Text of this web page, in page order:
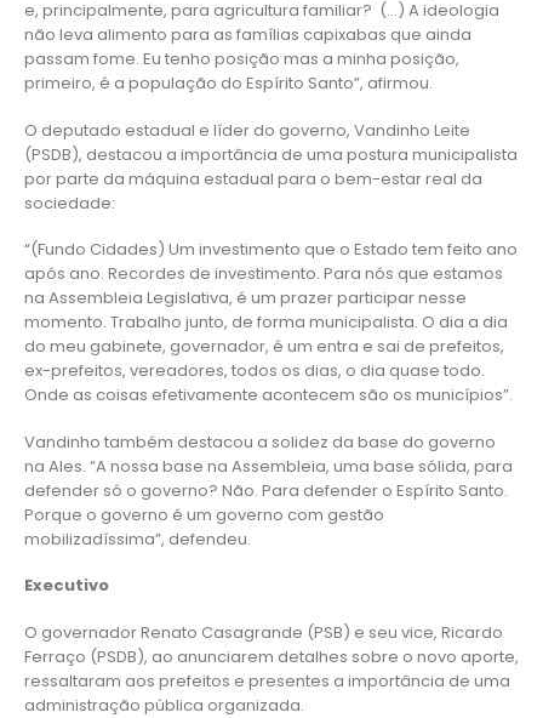
e, principalmente, para agricultura familiar? (…) A ideologia
não leva alimento para as famílias capixabas que ainda
passam fome. Eu tenho posição mas a minha posição,
primeiro, é a população do Espírito Santo”, afirmou.
O deputado estadual e líder do governo, Vandinho Leite
(PSDB), destacou a importância de uma postura municipalista
por parte da máquina estadual para o bem-estar real da
sociedade:
“(Fundo Cidades) Um investimento que o Estado tem feito ano
após ano. Recordes de investimento. Para nós que estamos
na Assembleia Legislativa, é um prazer participar nesse
momento. Trabalho junto, de forma municipalista. O dia a dia
do meu gabinete, governador, é um entra e sai de prefeitos,
ex-prefeitos, vereadores, todos os dias, o dia quase todo.
Onde as coisas efetivamente acontecem são os municípios”.
Vandinho também destacou a solidez da base do governo
na Ales. “A nossa base na Assembleia, uma base sólida, para
defender só o governo? Não. Para defender o Espírito Santo.
Porque o governo é um governo com gestão
mobilizadíssima”, defendeu.
Executivo
O governador Renato Casagrande (PSB) e seu vice, Ricardo
Ferraço (PSDB), ao anunciarem detalhes sobre o novo aporte,
ressaltaram aos prefeitos e presentes a importância de uma
administração pública organizada.